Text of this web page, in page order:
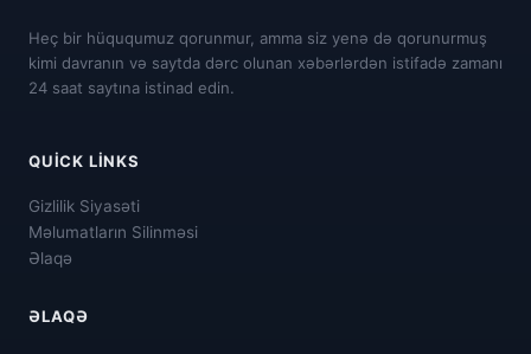
Heç bir hüququmuz qorunmur, amma siz yenə də qorunurmuş
kimi davranın və saytda dərc olunan xəbərlərdən istifadə zamanı
24 saat saytına istinad edin.
QUICK LINKS
Gizlilik Siyasəti
Məlumatların Silinməsi
Əlaqə
ƏLAQƏ